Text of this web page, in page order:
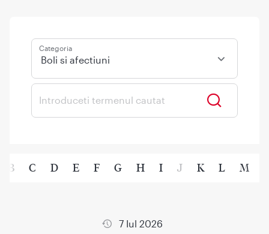
Categoria
Boli si afectiuni
B C D E F G H I J K L M
7 Iul 2026